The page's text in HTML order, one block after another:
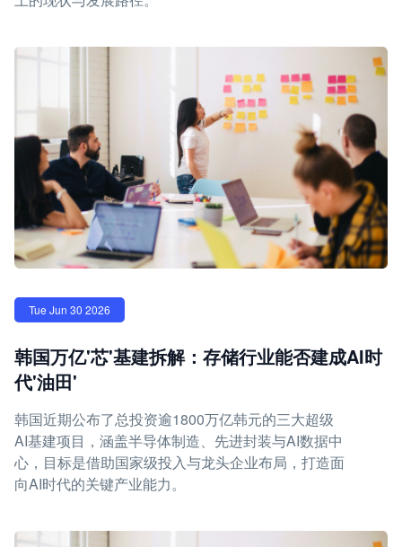
Tue Jun 30 2026
韩国万亿'芯'基建拆解：存储行业能否建成AI时
代'油田'
韩国近期公布了总投资逾1800万亿韩元的三大超级
AI基建项目，涵盖半导体制造、先进封装与AI数据中
心，目标是借助国家级投入与龙头企业布局，打造面
向AI时代的关键产业能力。